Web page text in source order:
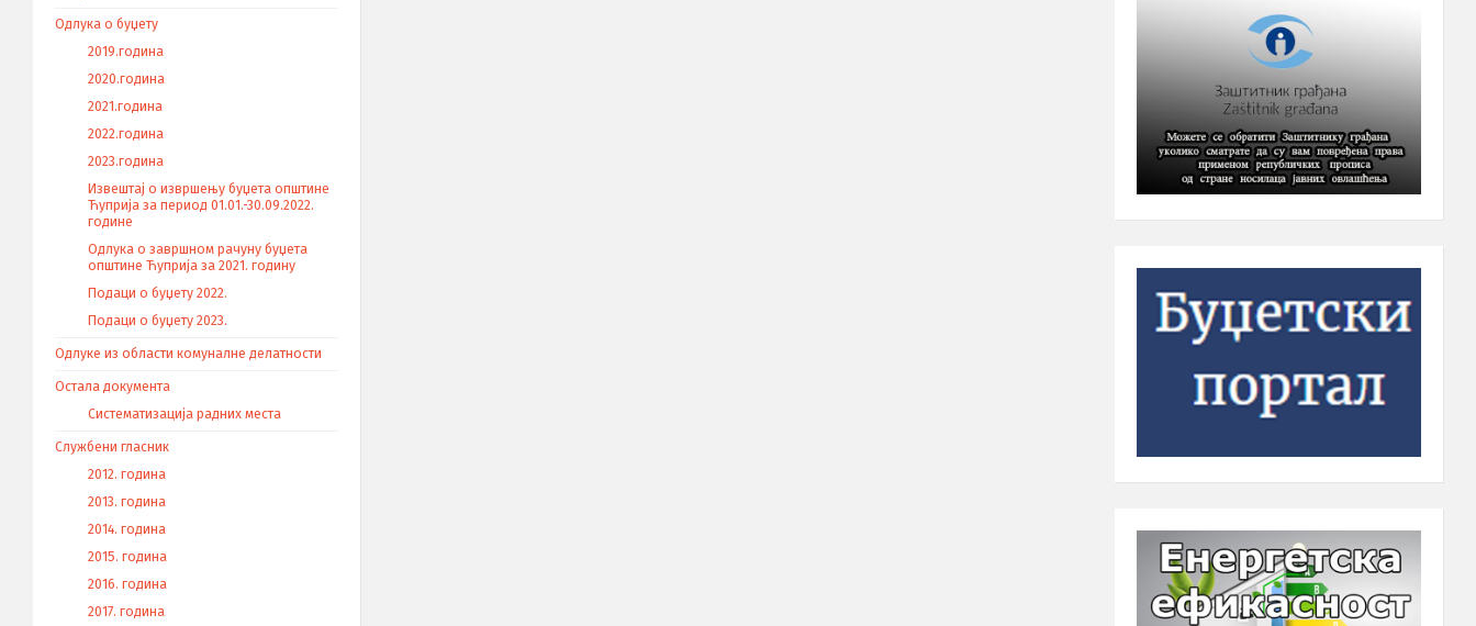
Одлука о буџету
2019.година
2020.година
2021.година
2022.година
2023.година
Извештај о извршењу буџета општине
Ћуприја за период 01.01.-30.09.2022.
године
Одлука о завршном рачуну буџета
општине Ћуприја за 2021. годину
Подаци о буџету 2022.
Подаци о буџету 2023.
Одлуке из области комуналне делатности
Остала документа
Систематизација радних места
Службени гласник
2012. година
2013. година
2014. година
2015. година
2016. година
2017. година